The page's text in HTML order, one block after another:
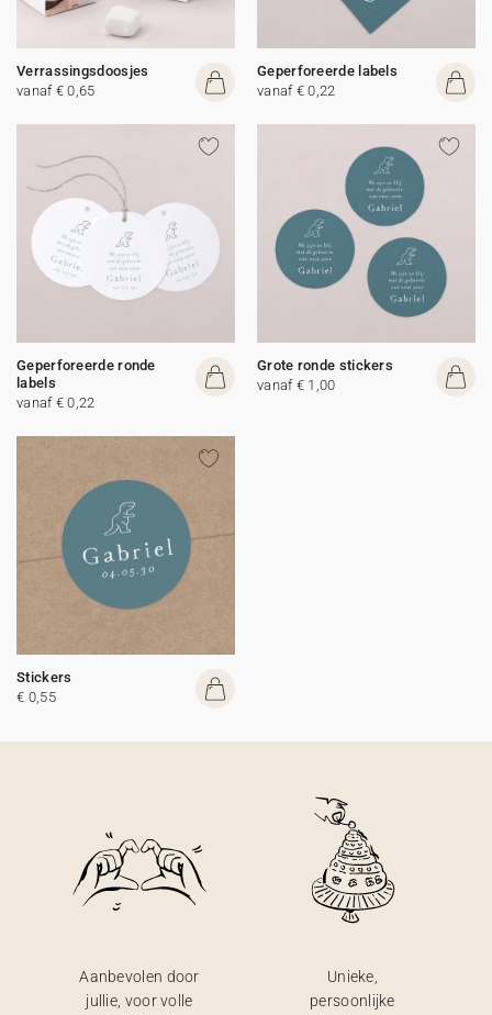
Verrassingsdoosjes
vanaf € 0,65
Geperforeerde labels
vanaf € 0,22
Geperforeerde ronde
labels
vanaf € 0,22
Grote ronde stickers
vanaf € 1,00
Stickers
€ 0,55
Aanbevolen door
jullie, voor volle
Unieke,
persoonlijke